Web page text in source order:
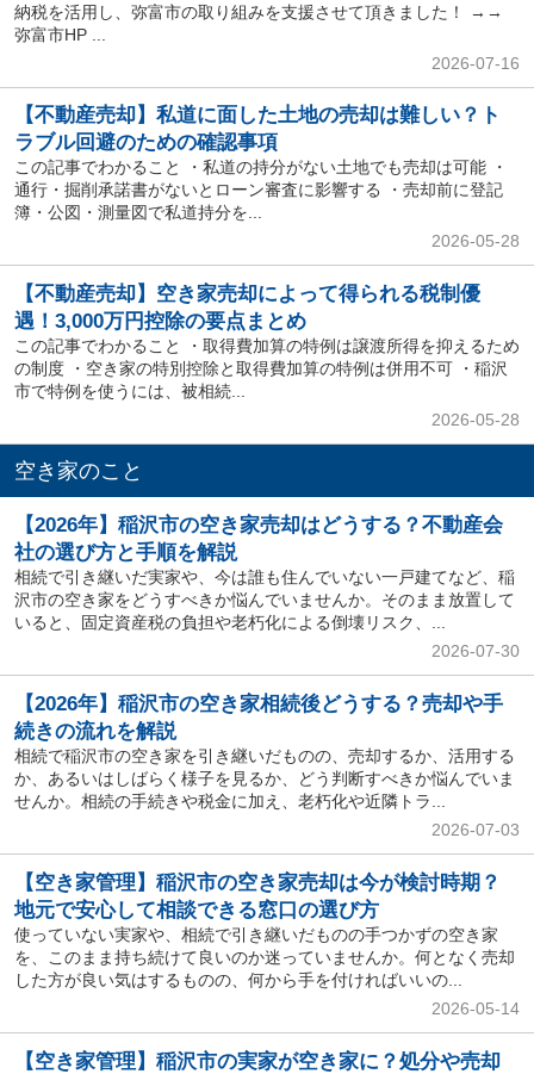
納税を活用し、弥富市の取り組みを支援させて頂きました！ →→
弥富市HP ...
2026-07-16
【不動産売却】私道に面した土地の売却は難しい？ト
ラブル回避のための確認事項
この記事でわかること ・私道の持分がない土地でも売却は可能 ・
通行・掘削承諾書がないとローン審査に影響する ・売却前に登記
簿・公図・測量図で私道持分を...
2026-05-28
【不動産売却】空き家売却によって得られる税制優
遇！3,000万円控除の要点まとめ
この記事でわかること ・取得費加算の特例は譲渡所得を抑えるため
の制度 ・空き家の特別控除と取得費加算の特例は併用不可 ・稲沢
市で特例を使うには、被相続...
2026-05-28
空き家のこと
【2026年】稲沢市の空き家売却はどうする？不動産会
社の選び方と手順を解説
相続で引き継いだ実家や、今は誰も住んでいない一戸建てなど、稲
沢市の空き家をどうすべきか悩んでいませんか。そのまま放置して
いると、固定資産税の負担や老朽化による倒壊リスク、...
2026-07-30
【2026年】稲沢市の空き家相続後どうする？売却や手
続きの流れを解説
相続で稲沢市の空き家を引き継いだものの、売却するか、活用する
か、あるいはしばらく様子を見るか、どう判断すべきか悩んでいま
せんか。相続の手続きや税金に加え、老朽化や近隣トラ...
2026-07-03
【空き家管理】稲沢市の空き家売却は今が検討時期？
地元で安心して相談できる窓口の選び方
使っていない実家や、相続で引き継いだものの手つかずの空き家
を、このまま持ち続けて良いのか迷っていませんか。何となく売却
した方が良い気はするものの、何から手を付ければいいの...
2026-05-14
【空き家管理】稲沢市の実家が空き家に？処分や売却